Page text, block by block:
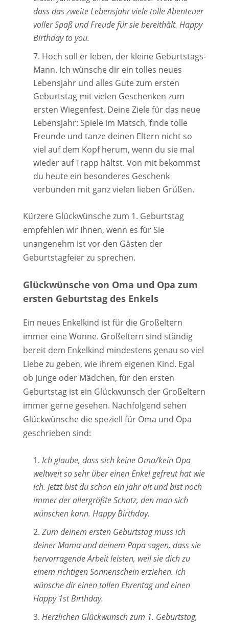
dass das zweite Lebensjahr viele tolle Abenteuer
voller Spaß und Freude für sie bereithält. Happy
Birthday to you.
Hoch soll er leben, der kleine Geburtstags-
Mann. Ich wünsche dir ein tolles neues
Lebensjahr und alles Gute zum ersten
Geburtstag mit vielen Geschenken zum
ersten Wiegenfest. Deine Ziele für das neue
Lebensjahr: Spiele im Matsch, finde tolle
Freunde und tanze deinen Eltern nicht so
viel auf dem Kopf herum, wenn du sie mal
wieder auf Trapp hältst. Von mit bekommst
du heute ein besonderes Geschenk
verbunden mit ganz vielen lieben Grüßen.
Kürzere Glückwünsche zum 1. Geburtstag
empfehlen wir Ihnen, wenn es für Sie
unangenehm ist vor den Gästen der
Geburtstagfeier zu sprechen.
Glückwünsche von Oma und Opa zum
ersten Geburtstag des Enkels
Ein neues Enkelkind ist für die Großeltern
immer eine Wonne. Großeltern sind ständig
bereit dem Enkelkind mindestens genau so viel
Liebe zu geben, wie ihrem eigenen Kind. Egal
ob Junge oder Mädchen, für den ersten
Geburtstag ist ein Glückwunsch der Großeltern
immer gerne gesehen. Nachfolgend sehen
Glückwünsche die speziell für Oma und Opa
geschrieben sind:
Ich glaube, dass sich keine Oma/kein Opa
weltweit so sehr über einen Enkel gefreut hat wie
ich. Jetzt bist du schon ein Jahr alt und bist noch
immer der allergrößte Schatz, den man sich
wünschen kann. Happy Birthday.
Zum deinem ersten Geburtstag muss ich
deiner Mama und deinem Papa sagen, dass sie
hervorragende Arbeit leisten, weil sie dich zu
einem richtigen Sonnenschein erziehen. Ich
wünsche dir einen tollen Ehrentag und einen
Happy 1st Birthday.
Herzlichen Glückwunsch zum 1. Geburtstag,